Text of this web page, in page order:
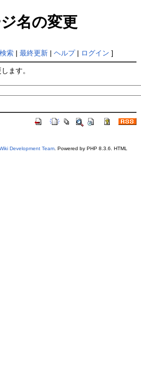
名の変更
検索| 最終更新| ヘルプ| ログイン ]
ます。
Development Team. Powered by PHP 8.3.6. HTML